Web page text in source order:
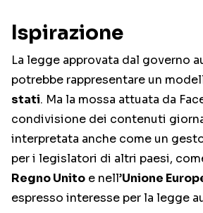
Ispirazione
La legge approvata dal governo
potrebbe rappresentare un
stati. Ma la mossa attuata da
condivisione dei contenuti
interpretata anche come un
per i legislatori di altri paesi,
Regno Unito e nell’Unione
espresso interesse per la legge